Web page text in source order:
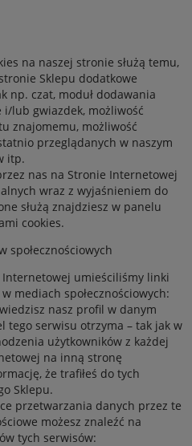
na naszej stronie służą temu,
Sklepu dodatkowe
np. czat, moduł dodawania
lub gwiazdek, możliwość
znajomemu, możliwość
przeglądanych w naszym
itp.
nas na Stronie Internetowej
wraz z wyjaśnieniem do
służą znajdziesz w panelu
cookies.
społecznościowych
Internetowej umieściliśmy linki
mediach społecznościowych:
nasz profil w danym
tego serwisu otrzyma – tak jak w
użytkowników z każdej
na inną stronę
że trafiłeś do tych
Sklepu.
przetwarzania danych przez te
możesz znaleźć na
tych serwisów: